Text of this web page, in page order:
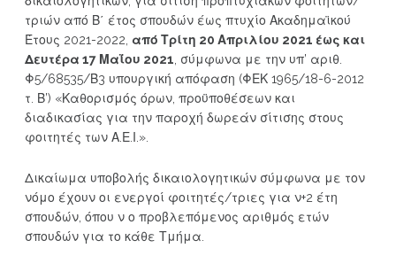
τριών από Β΄ έτος σπουδών έως πτυχίο Ακαδημαϊκού
Έτους 2021-2022, από Τρίτη 20 Απριλίου 2021 έως και
Δευτέρα 17 Μαΐου 2021, σύμφωνα με την υπ’ αριθ.
Φ5/68535/Β3 υπουργική απόφαση (ΦΕΚ 1965/18-6-2012
τ. Β’) «Καθορισμός όρων, προϋποθέσεων και
διαδικασίας για την παροχή δωρεάν σίτισης στους
φοιτητές των Α.Ε.Ι.».
Δικαίωμα υποβολής δικαιολογητικών σύμφωνα με τον
νόμο έχουν οι ενεργοί φοιτητές/τριες για ν+2 έτη
σπουδών, όπου ν ο προβλεπόμενος αριθμός ετών
σπουδών για το κάθε Τμήμα.